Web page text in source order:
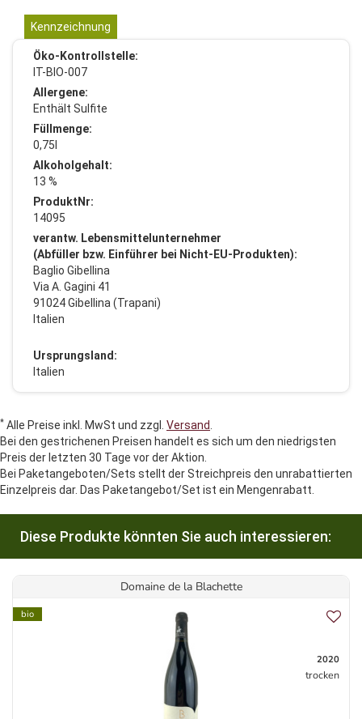
Kennzeichnung
Öko-Kontrollstelle:
IT-BIO-007
Allergene:
Enthält Sulfite
Füllmenge:
0,75l
Alkoholgehalt:
13 %
ProduktNr:
14095
verantw. Lebensmittelunternehmer
(Abfüller bzw. Einführer bei Nicht-EU-Produkten):
Baglio Gibellina
Via A. Gagini 41
91024 Gibellina (Trapani)
Italien
Ursprungsland:
Italien
* Alle Preise inkl. MwSt und zzgl. Versand
Bei den gestrichenen Preisen handelt es sich um den niedrigsten
Preis der letzten 30 Tage vor der Aktion.
Bei Paketangeboten/Sets stellt der Streichpreis den unrabattierten
Einzelpreis dar. Das Paketangebot/Set ist ein Mengenrabatt.
Diese Produkte könnten Sie auch interessieren:
Domaine de la Blachette
bio
2020
trocken